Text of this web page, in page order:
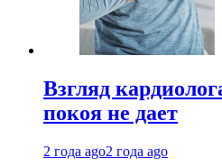
Взгляд
покоя не дает
2 года ago2 года ago